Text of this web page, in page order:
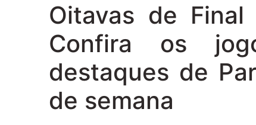
Oitavas de
Confira os
destaques de
de semana